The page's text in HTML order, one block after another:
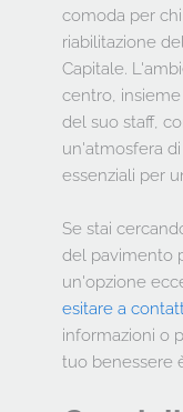
comoda per
riabilitazione
Capitale.
centro,
del suo staff,
un'atmosfera
essenziali per
Se stai
del pavimento
un'opzione
esitare a
informazioni o
tuo benessere